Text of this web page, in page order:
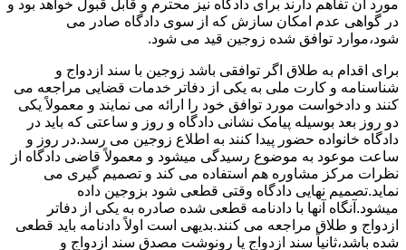
مورد آن تفاهم دارند برای دادگاه نیز محترم و قابل قبول خواهد بود و
در گواهی عدم امکان سازش که از سوی دادگاه صادر می
شود،موارد توافق شده زوجین قید می شود.
برای اقدام به طلاق اگر توافقی باشد زوجین با سند ازدواج و
شناسنامه و کارت ملی به یکی از دفاتر خدمات قضایی مراجعه می
کنند و دادخواست مورد توافق خود را ارائه می نمایند و معمولاً یکی
دو روز بعد بوسیله پیامک نشانی دادگاه و روز و ساعتی که باید در
دادگاه خانواده حضور پیدا کنند به اطلاع زوجین می رسد.در روز و
ساعت موعود به موضوع رسیدگی میشود و معمولاً قاضی دادگاه از
نظرات مرکز مشاوره هم استفاده می کند و تصمیم گیری می
نماید.تصمیم نهایی دادگاه وقتی قطعی شود بزوجین داده
میشود.آنگاه آنها با دادنامه قطعی شده صادره به یکی از دفاتر
ازدواج و طلاق مراجعه می کنند.بدیهی است اولاً دادنامه باید قطعی
شده باشد،ثانیاً سند ازدواج یا رونوشت مصدق سند ازدواج و